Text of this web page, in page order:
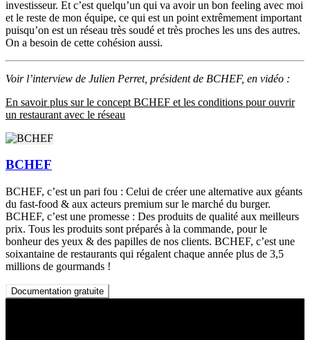
investisseur. Et c’est quelqu’un qui va avoir un bon feeling avec moi
et le reste de mon équipe, ce qui est un point extrêmement important
puisqu’on est un réseau très soudé et très proches les uns des autres.
On a besoin de cette cohésion aussi.
Voir l’interview de Julien Perret, président de BCHEF, en vidéo :
En savoir plus sur le concept BCHEF et les conditions pour ouvrir
un restaurant avec le réseau
BCHEF
BCHEF, c’est un pari fou : Celui de créer une alternative aux géants
du fast-food & aux acteurs premium sur le marché du burger.
BCHEF, c’est une promesse : Des produits de qualité aux meilleurs
prix. Tous les produits sont préparés à la commande, pour le
bonheur des yeux & des papilles de nos clients. BCHEF, c’est une
soixantaine de restaurants qui régalent chaque année plus de 3,5
millions de gourmands !
Documentation gratuite